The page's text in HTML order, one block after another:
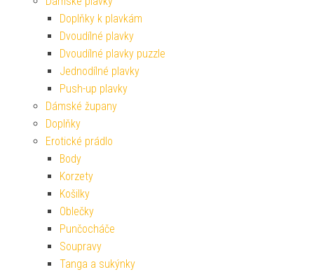
Doplňky k plavkám
Dvoudílné plavky
Dvoudílné plavky puzzle
Jednodílné plavky
Push-up plavky
Dámské župany
Doplňky
Erotické prádlo
Body
Korzety
Košilky
Oblečky
Punčocháče
Soupravy
Tanga a sukýnky